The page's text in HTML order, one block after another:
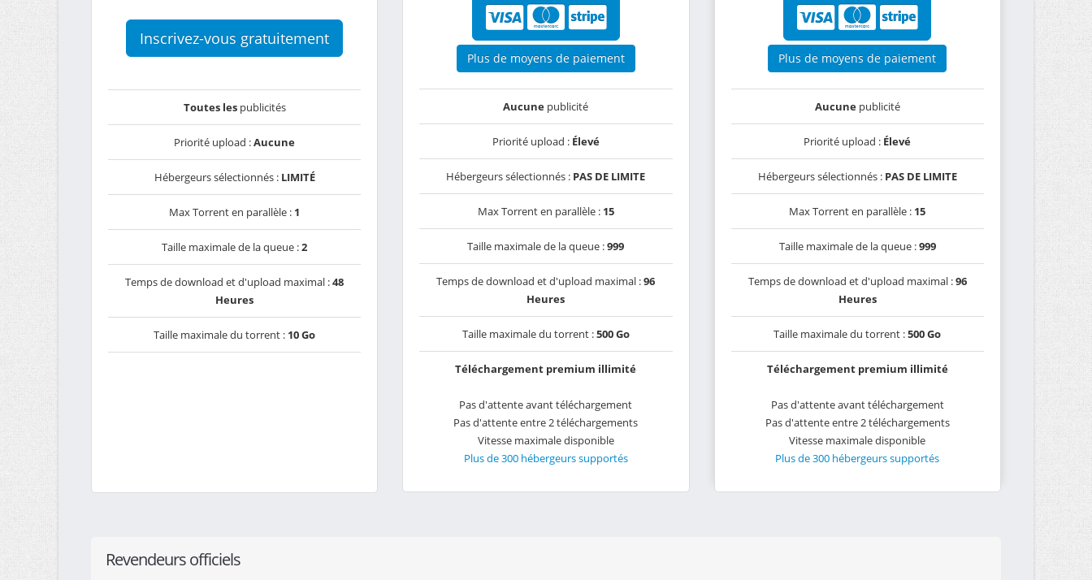
Inscrivez-vous gratuitement
Toutes lespublicités
Priorité upload :Aucune
Hébergeurs sélectionnés : LIMITÉ
Max Torrent en parallèle : 1
Taille maximale de la queue :2
Temps de download et d'upload maximal :48
Heures
Taille maximale du torrent : 10 Go
Plus de moyens de paiement
Aucune publicité
Priorité upload : Élevé
Hébergeurs sélectionnés : PAS DE LIMITE
Max Torrent en parallèle : 15
Taille maximale de la queue :999
Temps de download et d'upload maximal :96
Heures
Taille maximale du torrent :500 Go
Téléchargement premium illimité
Pas d'attente avant téléchargement
Pas d'attente entre 2 téléchargements
Vitesse maximale disponible
Plus de 300 hébergeurs supportés
Plus de moyens de paiement
Aucunepublicité
Priorité upload : Élevé
Hébergeurs sélectionnés : PAS DE LIMITE
Max Torrent en parallèle : 15
Taille maximale de la queue :999
Temps de download et d'upload maximal :96
Heures
Taille maximale du torrent :500 Go
Téléchargement premium illimité
Pas d'attente avant téléchargement
Pas d'attente entre 2 téléchargements
Vitesse maximale disponible
Plus de 300 hébergeurs supportés
Revendeurs officiels